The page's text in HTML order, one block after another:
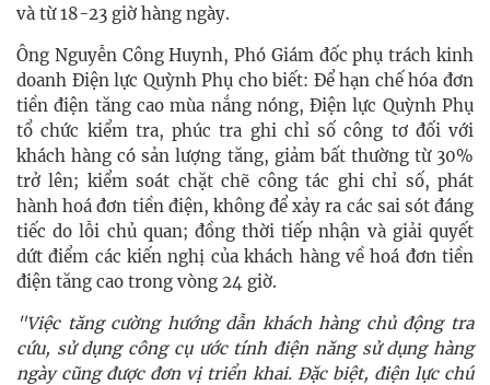
và từ 18-23 giờ hàng ngày.
Ông Nguyễn Công Huynh, Phó Giám đốc phụ trách kinh
doanh Điện lực Quỳnh Phụ cho biết: Để hạn chế hóa đơn
tiền điện tăng cao mùa nắng nóng, Điện lực Quỳnh Phụ
tổ chức kiểm tra, phúc tra ghi chỉ số công tơ đối với
khách hàng có sản lượng tăng, giảm bất thường từ 30%
trở lên; kiểm soát chặt chẽ công tác ghi chỉ số, phát
hành hoá đơn tiền điện, không để xảy ra các sai sót đáng
tiếc do lỗi chủ quan; đồng thời tiếp nhận và giải quyết
dứt điểm các kiến nghị của khách hàng về hoá đơn tiền
điện tăng cao trong vòng 24 giờ.
"Việc tăng cường hướng dẫn khách hàng chủ động tra
cứu, sử dụng công cụ ước tính điện năng sử dụng hàng
ngày cũng được đơn vị triển khai. Đặc biệt, điện lực chú